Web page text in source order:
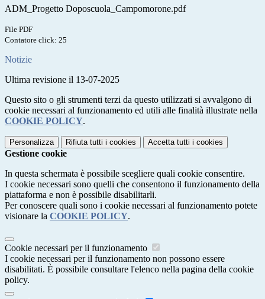
ADM_Progetto Doposcuola_Campomorone.pdf
File PDF
Contatore click: 25
Notizie
Ultima revisione il 13-07-2025
Questo sito o gli strumenti terzi da questo utilizzati si avvalgono di
cookie necessari al funzionamento ed utili alle finalità illustrate nella
COOKIE POLICY.
Personalizza Rifiuta tutti i cookies Accetta tutti i cookies
Gestione cookie
In questa schermata è possibile scegliere quali cookie consentire.
I cookie necessari sono quelli che consentono il funzionamento della
piattaforma e non è possibile disabilitarli.
Per conoscere quali sono i cookie necessari al funzionamento potete
visionare la COOKIE POLICY.
Cookie necessari per il funzionamento
I cookie necessari per il funzionamento non possono essere
disabilitati. È possibile consultare l'elenco nella pagina della cookie
policy.